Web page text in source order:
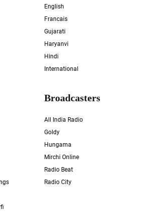
English
Francais
Gujarati
Haryanvi
Hindi
International
Broadcasters
All India Radio
Goldy
Hungama
Mirchi Online
Radio Beat
Radio City